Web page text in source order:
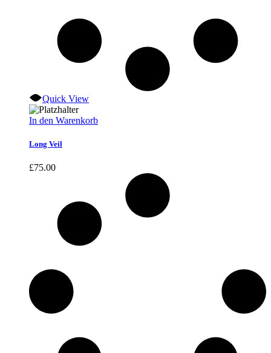
Quick View
In den Warenkorb
Long Veil
£75.00